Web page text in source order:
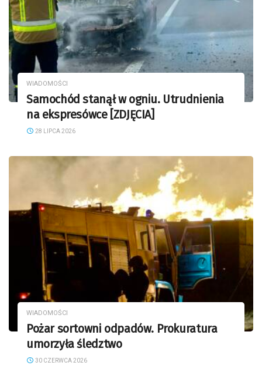
WIADOMOŚCI
Samochód stanął w ogniu. Utrudnienia
na ekspresówce [ZDJĘCIA]
28 LIPCA 2026
WIADOMOŚCI
Pożar sortowni odpadów. Prokuratura
umorzyła śledztwo
30 CZERWCA 2026